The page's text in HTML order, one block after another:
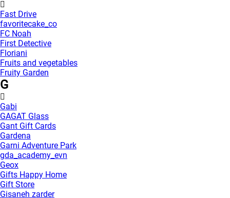
Fast Drive
favoritecake_co
FC Noah
First Detective
Floriani
Fruits and vegetables
Fruity Garden
G
Gabi
GAGAT Glass
Gant Gift Cards
Gardena
Garni Adventure Park
gda_academy_evn
Geox
Gifts Happy Home
Gift Store
Gisaneh zarder